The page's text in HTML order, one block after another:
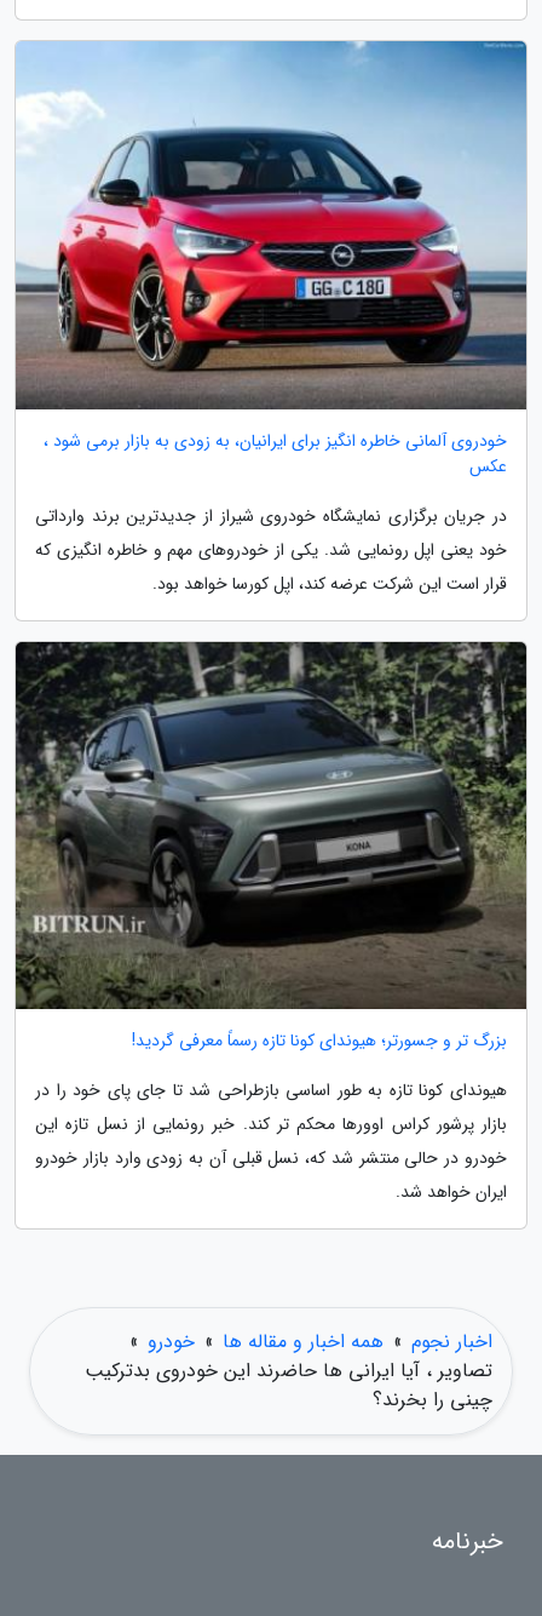
خودروی آلمانی خاطره انگیز برای ایرانیان، به زودی به بازار برمی شود ،
عکس
در جریان برگزاری نمایشگاه خودروی شیراز از جدیدترین برند وارداتی
خود یعنی اپل رونمایی شد. یکی از خودروهای مهم و خاطره انگیزی که
قرار است این شرکت عرضه کند، اپل کورسا خواهد بود.
بزرگ تر و جسورتر؛ هیوندای کونا تازه رسماً معرفی گردید!
هیوندای کونا تازه به طور اساسی بازطراحی شد تا جای پای خود را در
بازار پرشور کراس اوورها محکم تر کند. خبر رونمایی از نسل تازه این
خودرو در حالی منتشر شد که، نسل قبلی آن به زودی وارد بازار خودرو
ایران خواهد شد.
اخبار نجوم » همه اخبار و مقاله ها » خودرو »
تصاویر ، آیا ایرانی ها حاضرند این خودروی بدترکیب
چینی را بخرند؟
خبرنامه